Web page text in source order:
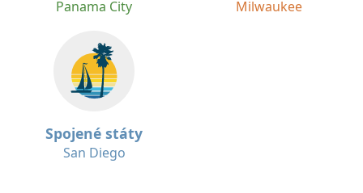
Panama City Milwaukee
Spojené státy
San Diego